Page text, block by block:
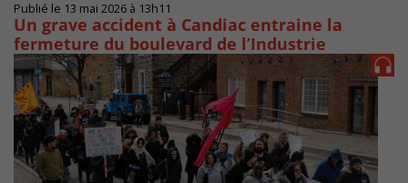
Publié le 13 mai 2026 à 13h11
Un grave accident à Candiac entraine la
fermeture du boulevard de l’Industrie